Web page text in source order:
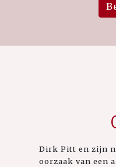
Dirk Pitt en zijn
oorzaak van een